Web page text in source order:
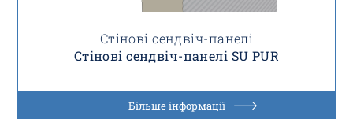
Стінові сендвіч-панелі
Стінові сендвіч-панелі SU PUR
Більше інформації